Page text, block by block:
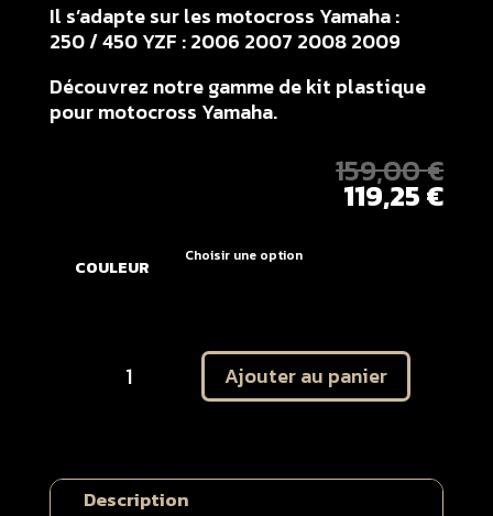
Il s’adapte sur les motocross Yamaha :
250 / 450 YZF : 2006 2007 2008 2009
Découvrez notre gamme de kit plastique
pour motocross Yamaha.
159,00€
119,25€
COULEUR
250
/
Ajouter au panier
Description